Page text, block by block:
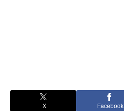
X Facebook